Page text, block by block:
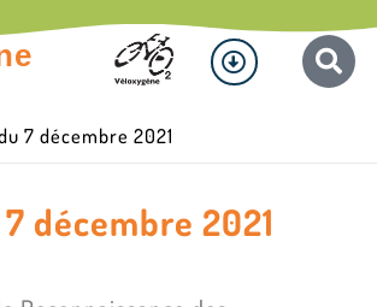
Menu
7 décembre 2021
décembre 2021